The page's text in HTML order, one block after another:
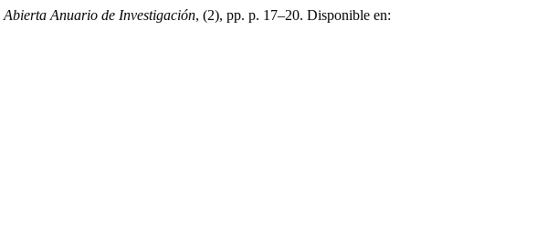
Abierta Anuario de Investigación, (2), pp. p. 17–20. Disponible en: